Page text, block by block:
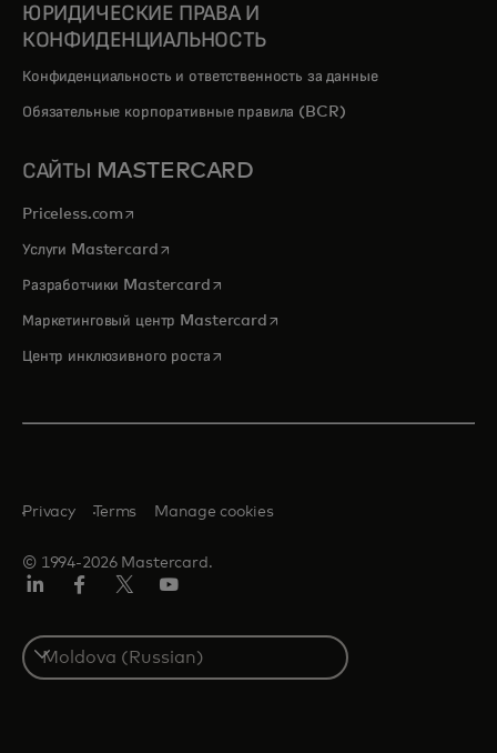
ЮРИДИЧЕСКИЕ ПРАВА И
КОНФИДЕНЦИАЛЬНОСТЬ
Конфиденциальность и ответственность за данные
Обязательные корпоративные правила (BCR)
САЙТЫ MASTERCARD
Priceless.com opens in a new tab
Услуги Mastercardopens in a new tab
Разработчики Mastercardopens in a new tab
Маркетинговый центр Mastercardopens in a new tab
Центр инклюзивного ростаopens in a new tab
© 1994-2026 Mastercard.
Privacy Terms Manage cookies
Select
a
country